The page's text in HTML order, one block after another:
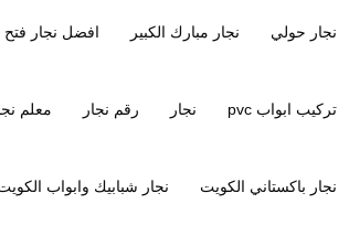
نجار حولي نجار مبارك الكبير افضل نجار فتح
تركيب ابواب pvc نجار رقم نجار معلم
نجار باكستاني الكويت نجار شبابيك وابواب